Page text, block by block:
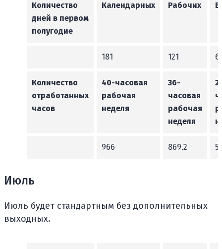
Количество
дней в первом
полугодие
Календарных Рабочих
181 121
Количество
отработанных
часов
40-часовая
рабочая
неделя
36-
часовая
рабочая
неделя
966 869.2
Июль
Июль будет стандартным без дополнительных
выходных.